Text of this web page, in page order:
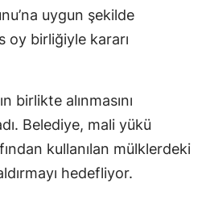
uygun şekilde
oy birliğiyle kararı
birlikte alınmasını
Belediye, mali yükü
kullanılan mülklerdeki
hedefliyor.